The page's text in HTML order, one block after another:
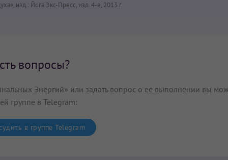
изд.: Йога Экс-Пресс, изд. 4-е, 2013 г.
вопросы?
Энергий» или задать вопрос о ее выполнении вы
группе в Telegram:
в группе Telegram